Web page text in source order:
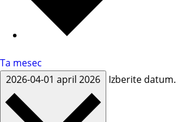
Ta mesec
2026-04-01 april 2026 Izberite datum.